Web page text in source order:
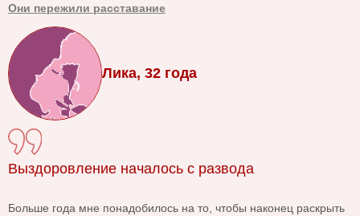
Они пережили расставание
Лика, 32 года
Выздоровление началось с развода
Больше года мне понадобилось на то, чтобы наконец раскрыть